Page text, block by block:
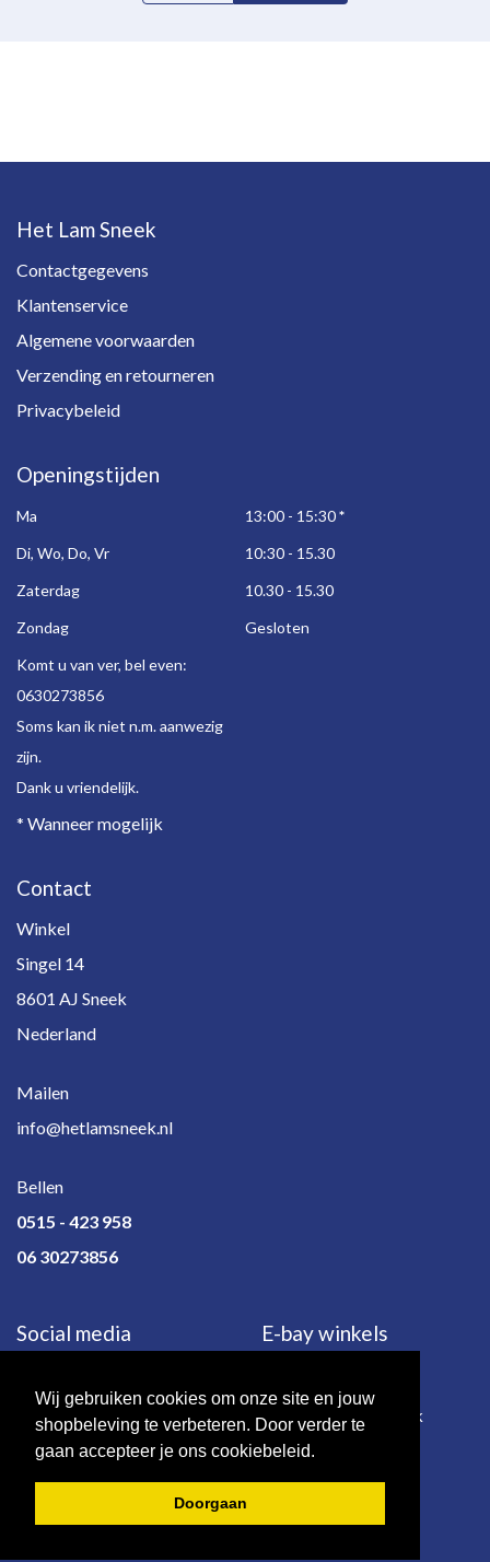
Wij gebruiken cookies om onze site en jouw
shopbeleving te verbeteren. Door verder te
gaan accepteer je ons cookiebeleid.
Doorgaan
Het Lam Sneek
Contactgegevens
Klantenservice
Algemene voorwaarden
Verzending en retourneren
Privacybeleid
Openingstijden
Ma 13:00 - 15:30*
Di, Wo, Do, Vr
10:30 - 15.30
Zaterdag
10.30 - 15.30
Zondag
Gesloten
Komt u van ver, bel even:
0630273856
Soms kan ik niet n.m. aanwezig
zijn.
Dank u vriendelijk.
* Wanneer mogelijk
Contact
Winkel
Singel 14
8601 AJ Sneek
Nederland
Mailen
info@hetlamsneek.nl
Bellen
0515 - 423 958
06 30273856
Social media E-bay winkels
e-bay.de e-bay.co.uk
© 2026 - Het Lam | Sneek.